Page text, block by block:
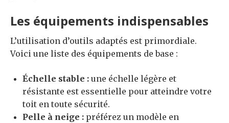
Les équipements indispensables
L’utilisation d’outils adaptés est primordiale.
Voici une liste des équipements de base :
Échelle stable : une échelle légère et
résistante est essentielle pour atteindre votre
toit en toute sécurité.
Pelle à neige : préférez un modèle en